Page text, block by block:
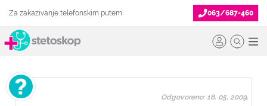
Za zakazivanje telefonskim putem 063/687-460
Odgovoreno: 18. 05. 2009.